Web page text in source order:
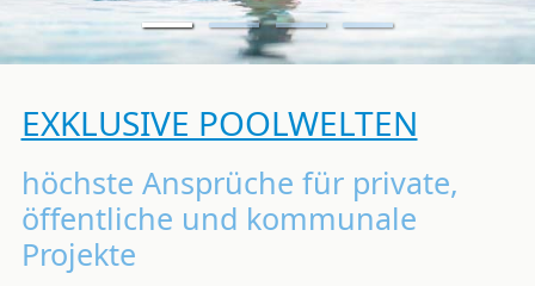
EXKLUSIVE POOLWELTEN
höchste Ansprüche für private,
öffentliche und kommunale
Projekte